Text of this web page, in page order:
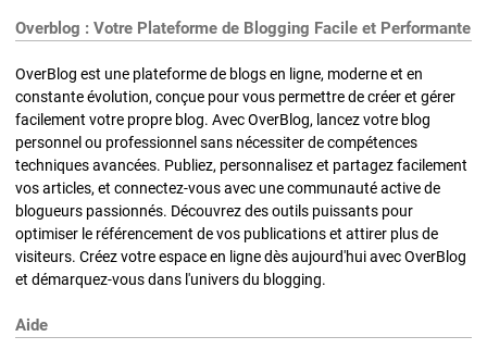
Overblog : Votre Plateforme de Blogging Facile et Performante
OverBlog est une plateforme de blogs en ligne, moderne et en
constante évolution, conçue pour vous permettre de créer et gérer
facilement votre propre blog. Avec OverBlog, lancez votre blog
personnel ou professionnel sans nécessiter de compétences
techniques avancées. Publiez, personnalisez et partagez facilement
vos articles, et connectez-vous avec une communauté active de
blogueurs passionnés. Découvrez des outils puissants pour
optimiser le référencement de vos publications et attirer plus de
visiteurs. Créez votre espace en ligne dès aujourd'hui avec OverBlog
et démarquez-vous dans l'univers du blogging.
Aide